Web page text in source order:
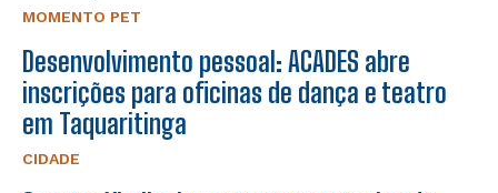
MOMENTO PET
Desenvolvimento pessoal: ACADES abre
inscrições para oficinas de dança e teatro
em Taquaritinga
CIDADE